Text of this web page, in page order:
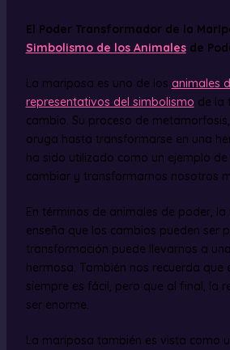
El Poder Transformador de la
Simbolismo de los Animalesde
La mariposa es uno de los animales
representativos del simbolismo de la
cambio. Su proceso de
oruga hasta transformarse en una
ha sido utilizado como un ejemplo
cambiar y transformarnos nosotros
En términos de animales de poder,
enseña que los cambios pueden ser
transformación puede llevarnos a
hermosa. También nos recuerda que
siempre es fácil, pero que al final, la
ser enorme.
La mariposa también es vista como